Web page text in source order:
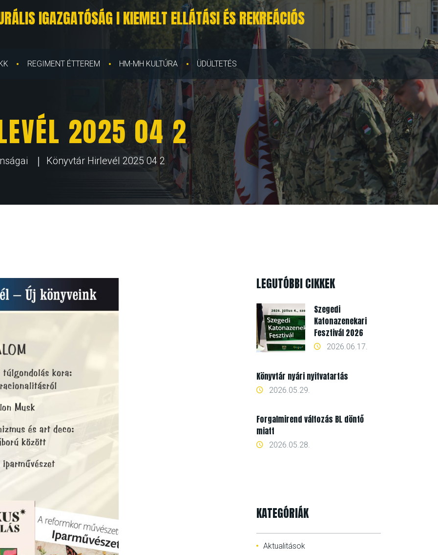
IGAZGATÓSÁG I KIEMELT ELLÁTÁSI ÉS REKREÁCIÓS
REGIMENT ÉTTEREM HM-MH KULTÚRA ÜDÜLTETÉS
2025 04 2
Könyvtár Hirlevél 2025 04 2
LEGUTÓBBI CIKKEK
Szegedi
Katonazenekari
Fesztivál 2026
2026.06.17.
Könyvtár nyári nyitvatartás
2026.05.29.
Forgalmirend változás BL döntő
miatt
2026.05.28.
KATEGÓRIÁK
Aktualitások